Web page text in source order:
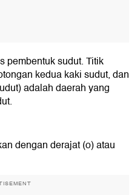
pembentuk sudut. Titik
kedua kaki sudut, dan
adalah daerah yang
dengan derajat (o) atau